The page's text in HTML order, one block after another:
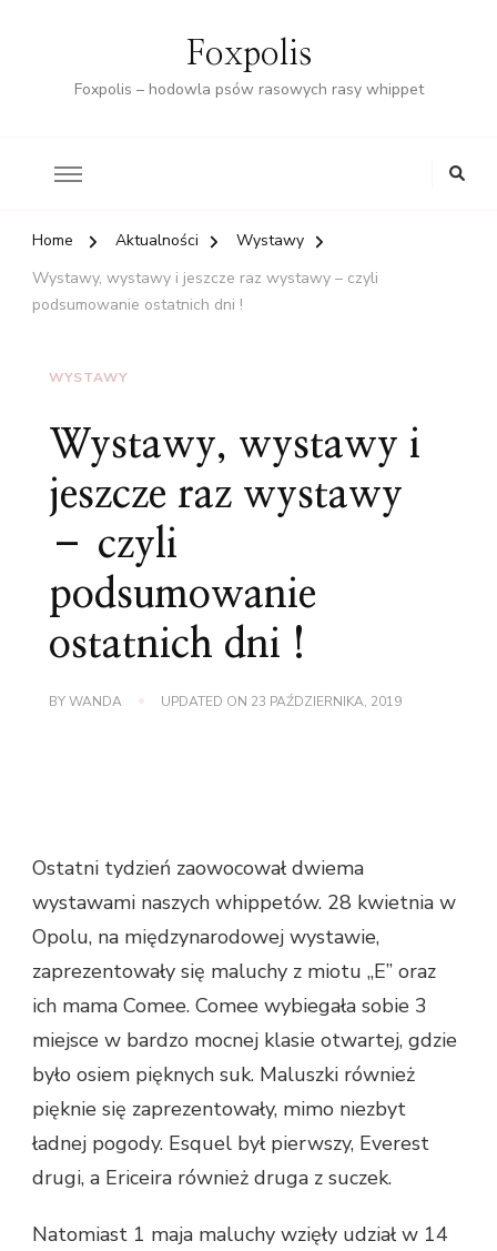
Foxpolis
Foxpolis – hodowla psów rasowych rasy whippet
Home Aktualności
Wystawy
Wystawy, wystawy i jeszcze raz wystawy – czyli
podsumowanie ostatnich dni !
WYSTAWY
Wystawy, wystawy i
jeszcze raz wystawy
– czyli
podsumowanie
ostatnich dni !
BYWANDA UPDATED ON 23 PAŹDZIERNIKA, 2019
Ostatni tydzień zaowocował dwiema
wystawami naszych whippetów. 28 kwietnia w
Opolu, na międzynarodowej wystawie,
zaprezentowały się maluchy z miotu „E” oraz
ich mama Comee. Comee wybiegała sobie 3
miejsce w bardzo mocnej klasie otwartej, gdzie
było osiem pięknych suk. Maluszki również
pięknie się zaprezentowały, mimo niezbyt
ładnej pogody. Esquel był pierwszy, Everest
drugi, a Ericeira również druga z suczek.
Natomiast 1 maja maluchy wzięły udział w 14